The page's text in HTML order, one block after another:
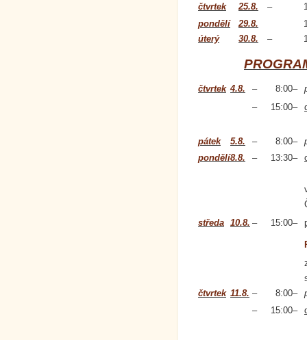
čtvrtek 25.8. –
pondělí
29.8.
úterý
30.8. –
čtvrtek 4.8. – 8:00–
–
15:00–
pátek 5.8. – 8:00–
pondělí8.8. – 13:30–
středa 10.8. – 15:00–
čtvrtek 11.8. – 8:00–
–
15:00–